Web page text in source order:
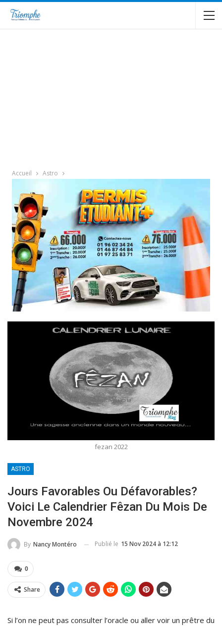
Accueil Astro
fezan 2022
ASTRO
Jours Favorables Ou Défavorables?
Voici Le Calendrier Fêzan Du Mois De
Novembre 2024
By Nancy Montéro Publié le 15 Nov 2024 à 12:12
0
Share
Si l’on ne peut pas consulter l’oracle ou aller voir un prêtre du